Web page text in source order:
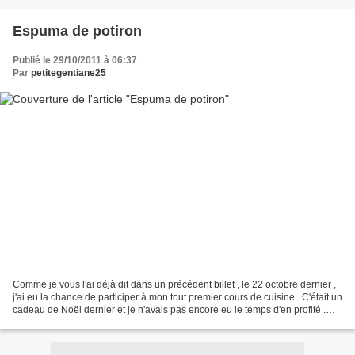
Espuma de potiron
Publié le 29/10/2011 à 06:37
Par petitegentiane25
Comme je vous l'ai déjà dit dans un précédent billet , le 22 octobre dernier ,
j'ai eu la chance de participer à mon tout premier cours de cuisine . C'était un
cadeau de Noël dernier et je n'avais pas encore eu le temps d'en profité .